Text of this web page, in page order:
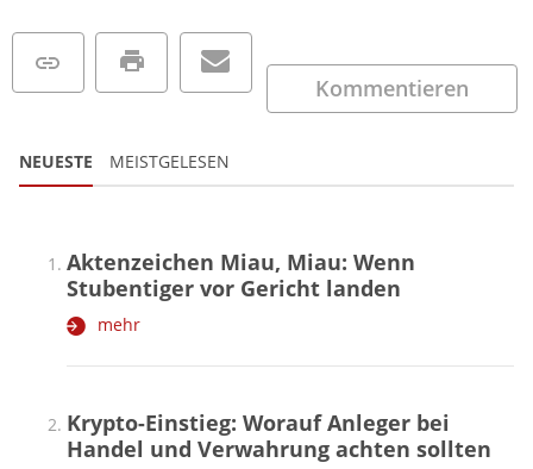
Kommentieren
NEUESTE MEISTGELESEN
Aktenzeichen Miau, Miau: Wenn
Stubentiger vor Gericht landen
mehr
Krypto-Einstieg: Worauf Anleger bei
Handel und Verwahrung achten sollten